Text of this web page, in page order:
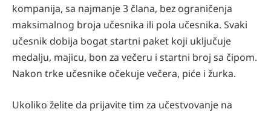
kompanija, sa najmanje 3 člana, bez ograničenja
maksimalnog broja učesnika ili pola učesnika. Svaki
učesnik dobija bogat startni paket koji uključuje
medalju, majicu, bon za večeru i startni broj sa čipom.
Nakon trke učesnike očekuje večera, piće i žurka.
Ukoliko želite da prijavite tim za učestvovanje na